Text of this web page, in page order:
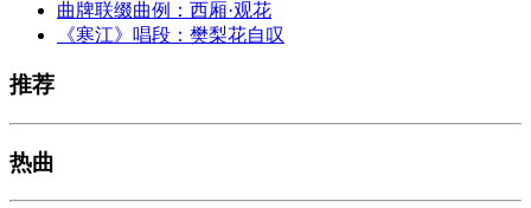
曲牌联缀曲例：西厢·观花
《寒江》唱段：樊梨花自叹
推荐
热曲